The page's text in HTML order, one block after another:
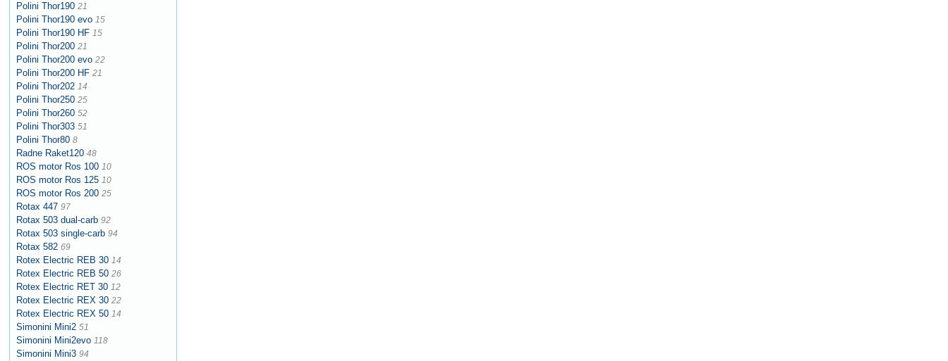
Polini Thor190 21
Polini Thor190 evo 15
Polini Thor190 HF 15
Polini Thor200 21
Polini Thor200 evo 22
Polini Thor200 HF 21
Polini Thor202 14
Polini Thor250 25
Polini Thor260 52
Polini Thor303 51
Polini Thor80 8
Radne Raket120 48
ROS motor Ros 100 10
ROS motor Ros 125 10
ROS motor Ros 200 25
Rotax 447 97
Rotax 503 dual-carb 92
Rotax 503 single-carb 94
Rotax 582 69
Rotex Electric REB 30 14
Rotex Electric REB 50 26
Rotex Electric RET 30 12
Rotex Electric REX 30 22
Rotex Electric REX 50 14
Simonini Mini2 51
Simonini Mini2evo 118
Simonini Mini3 94